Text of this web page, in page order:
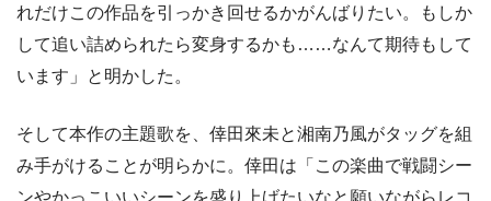
れだけこの作品を引っかき回せるかがんばりたい。もしか
して追い詰められたら変身するかも……なんて期待もして
います」と明かした。
そして本作の主題歌を、倖田來未と湘南乃風がタッグを組
み手がけることが明らかに。倖田は「この楽曲で戦闘シー
ンやかっこいいシーンを盛り上げたいなと願いながらレコ